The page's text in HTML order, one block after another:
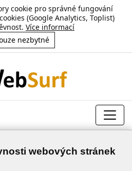
cookie pro správné fungování
(Google Analytics, Toplist)
Více informací
nezbytné
webových stránek